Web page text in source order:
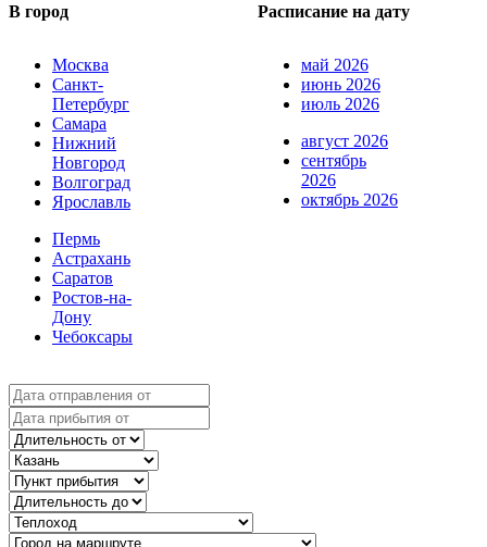
В город
Расписание на дату
Москва
Санкт-
Петербург
Самара
Нижний
Новгород
Волгоград
Ярославль
Пермь
Астрахань
Саратов
Ростов-на-
Дону
Чебоксары
май 2026
июнь 2026
июль 2026
август 2026
сентябрь
2026
октябрь 2026